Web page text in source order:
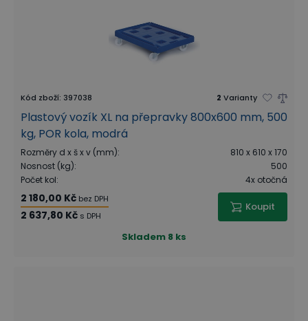
Kód zboží: 397038 2 Varianty
Plastový vozík XL na přepravky 800x600 mm, 500
kg, POR kola, modrá
Rozměry d x š x v (mm):
810 x 610 x 170
Nosnost (kg):
500
Počet kol: 4x otočná
2 180,00 Kč bez DPH
2 637,80 Kč s DPH
Koupit
Skladem 8 ks